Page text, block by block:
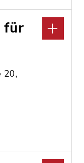
für
20,